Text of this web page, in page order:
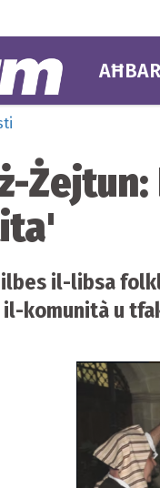
il-libsa
komunità u